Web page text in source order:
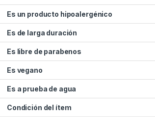
Es un producto hipoalergénico
Es de larga duración
Es libre de parabenos
Es vegano
Es a prueba de agua
Condición del ítem